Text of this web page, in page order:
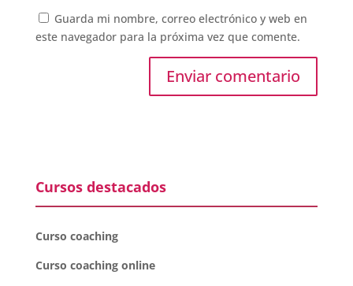
Guarda mi nombre, correo electrónico y web en
este navegador para la próxima vez que comente.
Cursos destacados
Curso coaching
Curso coaching online